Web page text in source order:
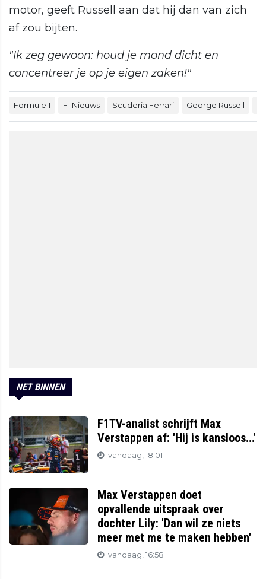
motor, geeft Russell aan dat hij dan van zich
af zou bijten.
"Ik zeg gewoon: houd je mond dicht en
concentreer je op je eigen zaken!"
Formule 1 F1 Nieuws Scuderia Ferrari George Russell
NET BINNEN
F1TV-analist schrijft Max
Verstappen af: 'Hij is kansloos...'
vandaag, 18:01
Max Verstappen doet
opvallende uitspraak over
dochter Lily: 'Dan wil ze niets
meer met me te maken hebben'
vandaag, 16:58